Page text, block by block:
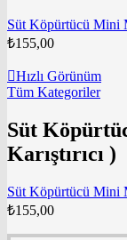
Süt Köpürtücü Mini
₺155,00
Hızlı Görünüm
Tüm Kategoriler
Süt
Karıştırıcı )
Süt Köpürtücü Mini
₺155,00